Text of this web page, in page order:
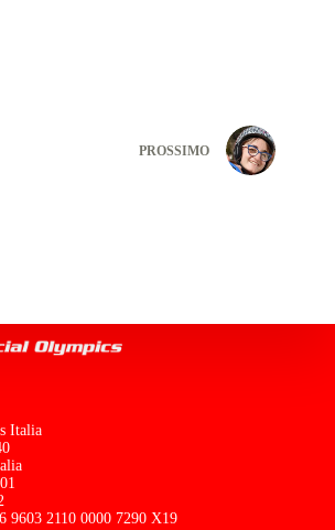
PROSSIMO
Italia
2110 0000 7290 X19